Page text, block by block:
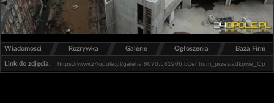
Wiadomości / Rozrywka / Galerie / Ogłoszenia / Baza Firm
Link do zdjęcia: